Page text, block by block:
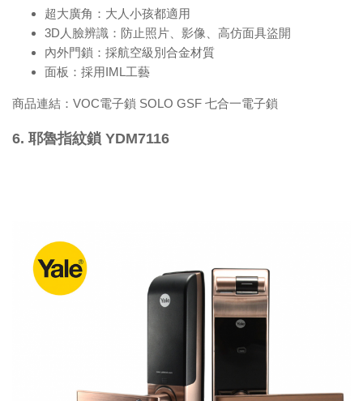
超大廣角：大人小孩都適用
3D人臉辨識：防止照片、影像、高仿面具盜開
內外門鎖：採航空級別合金材質
面板：採用IML工藝
商品連結： VOC電子鎖 SOLO GSF 七合一電子鎖
6. 耶魯指紋鎖 YDM7116